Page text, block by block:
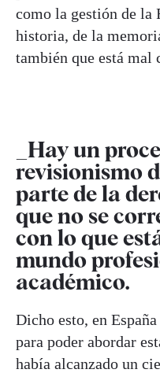
como la gestión de la
historia, de la
también que está mal
_Hay un
revisionismo
parte de la
que no se
con lo que
mundo
académico.
Dicho esto, en
para poder abordar
había alcanzado un